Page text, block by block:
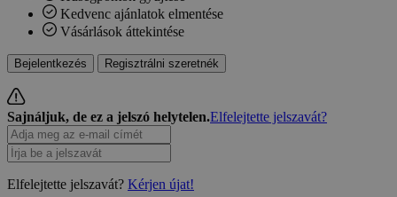
Kedvenc ajánlatok elmentése
Vásárlások áttekintése
Bejelentkezés Regisztrálni szeretnék
Sajnáljuk, de ez a jelszó helytelen.Elfelejtette jelszavát?
Elfelejtette jelszavát? Kérjen újat!